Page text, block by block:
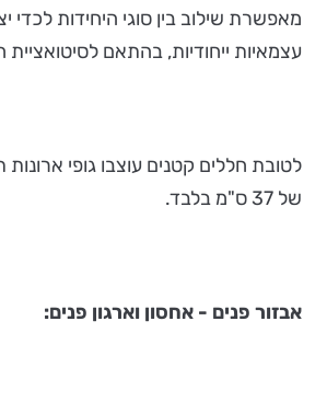
מאפשרת שילוב בין סוגי היחידות לכדי
עצמאיות ייחודיות, בהתאם לסיטואציית
לטובת חללים קטנים עוצבו גופי
של 37 ס"מ בלבד.
אבזור פנים - אחסון וארגון פנים: